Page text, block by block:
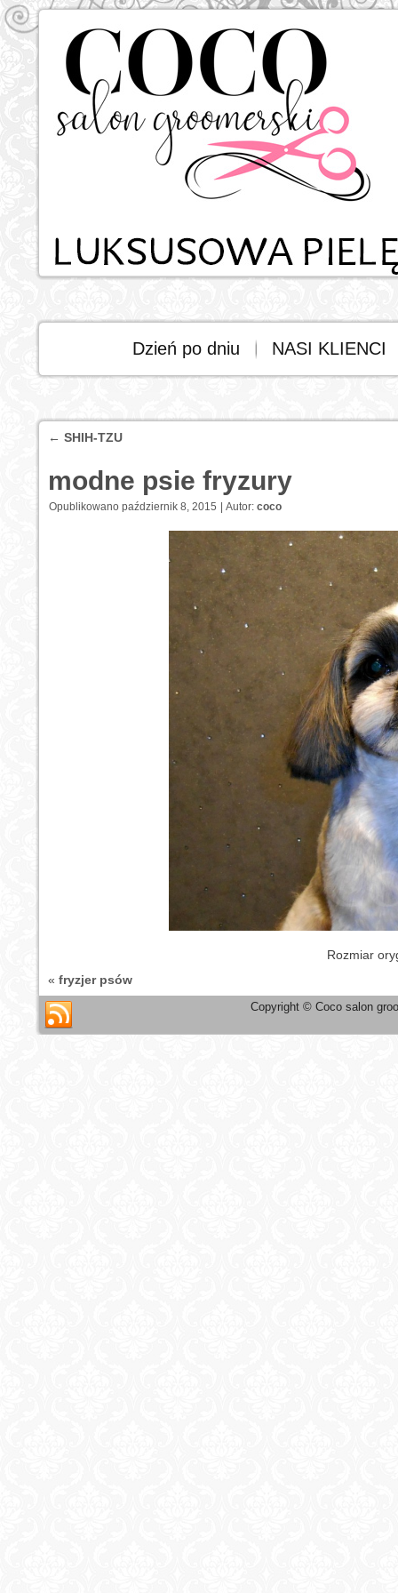
Dzień po dniu NASI KLIENCI
← SHIH-TZU
modne psie fryzury
Opublikowano październik 8, 2015 Autor: coco
Rozmiar
« fryzjer psów
Copyright © Coco salon